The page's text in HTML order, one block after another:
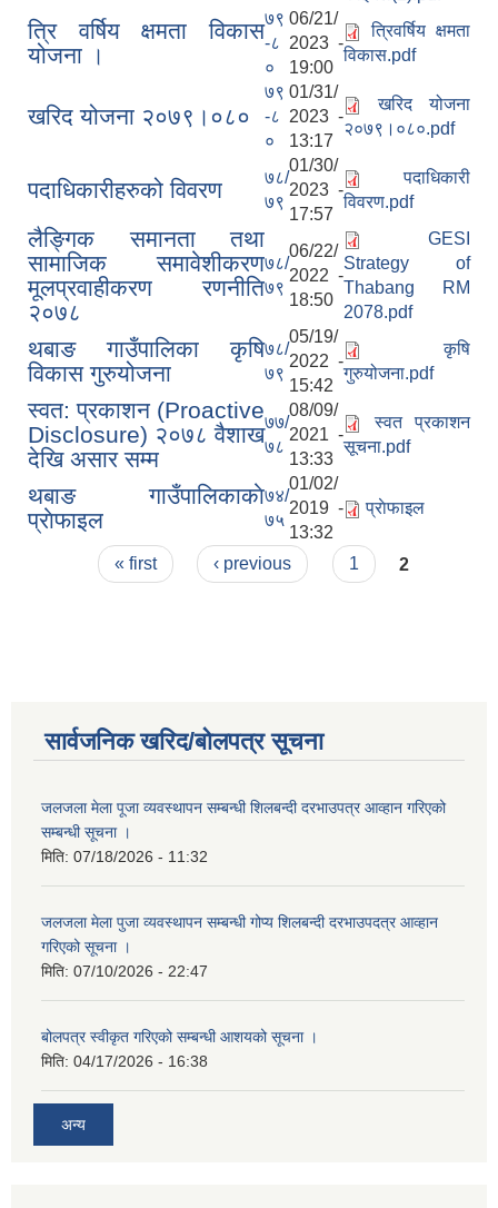
त्रि वर्षिय क्षमता विकास
योजना ।
७९
-८
०
06/21/
2023 -
19:00
त्रिवर्षिय क्षमता
विकास.pdf
खरिद योजना २०७९।०८०
७९
-८
०
01/31/
2023 -
13:17
खरिद योजना
२०७९।०८०.pdf
पदाधिकारीहरुको विवरण
७८/
७९
01/30/
2023 -
17:57
पदाधिकारी
विवरण.pdf
लैङ्गिक समानता तथा
सामाजिक समावेशीकरण
मूलप्रवाहीकरण रणनीति
२०७८
७८/
७९
06/22/
2022 -
18:50
GESI
Strategy of
Thabang RM
2078.pdf
थबाङ गाउँपालिका कृषि
विकास गुरुयोजना
७८/
७९
05/19/
2022 -
15:42
कृषि
गुरुयोजना.pdf
स्वत: प्रकाशन (Proactive
Disclosure) २०७८ वैशाख
देखि असार सम्म
७७/
७८
08/09/
2021 -
13:33
स्वत प्रकाशन
सूचना.pdf
थबाङ गाउँपालिकाकाे
प्राेफाइल
७४/
७५
01/02/
2019 -
13:32
प्राेफाइल
Pages« first ‹ previous 1 2
सार्वजनिक खरिद/बोलपत्र सूचना
जलजला मेला पूजा व्यवस्थापन सम्बन्धी शिलबन्दी दरभाउपत्र आव्हान गरिएको
सम्बन्धी सूचना ।
मिति: 07/18/2026 - 11:32
जलजला मेला पुजा व्यवस्थापन सम्बन्धी गोप्य शिलबन्दी दरभाउपदत्र आव्हान
गरिएको सूचना ।
मिति: 07/10/2026 - 22:47
बोलपत्र स्वीकृत गरिएको सम्बन्धी आशयको सूचना ।
मिति: 04/17/2026 - 16:38
अन्य